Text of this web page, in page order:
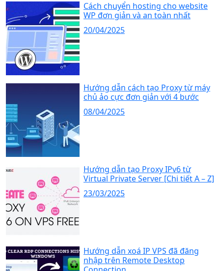
Cách chuyển hosting cho website
WP đơn giản và an toàn nhất
20/04/2025
Hướng dẫn cách tạo Proxy từ máy
chủ ảo cực đơn giản với 4 bước
08/04/2025
Hướng dẫn tạo Proxy IPv6 từ
Virtual Private Server [Chi tiết A – Z]
23/03/2025
Hướng dẫn xoá IP VPS đã đăng
nhập trên Remote Desktop